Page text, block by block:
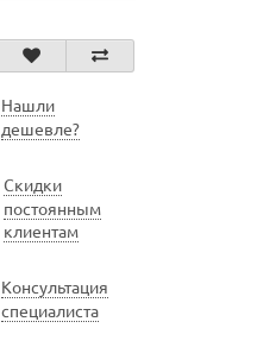
Нашли
дешевле?
Скидки
постоянным
клиентам
Консультация
специалиста